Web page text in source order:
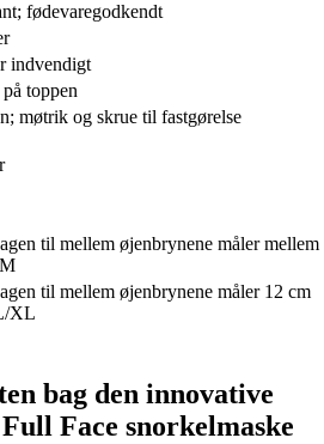
fødevaregodkendt
indvendigt
toppen
møtrik og skrue til fastgørelse
til mellem øjenbrynene måler mellem
til mellem øjenbrynene måler 12 cm
XL
bag den innovative
Face snorkelmaske